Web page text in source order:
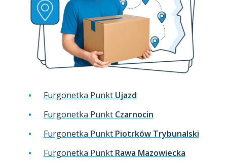
Furgonetka Punkt Ujazd
Furgonetka Punkt Czarnocin
Furgonetka Punkt Piotrków Trybunalski
Furgonetka Punkt Rawa Mazowiecka